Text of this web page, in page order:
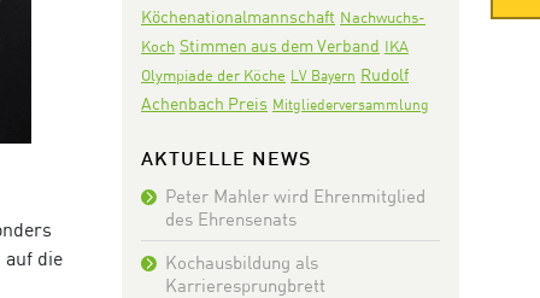
auf die
Köchenationalmannschaft Nachwuchs-
Koch Stimmen aus dem Verband IKA
Olympiade der Köche LV Bayern Rudolf
Achenbach Preis Mitgliederversammlung
AKTUELLE NEWS
Peter Mahler wird Ehrenmitglied
des Ehrensenats
Kochausbildung als
Karrieresprungbrett